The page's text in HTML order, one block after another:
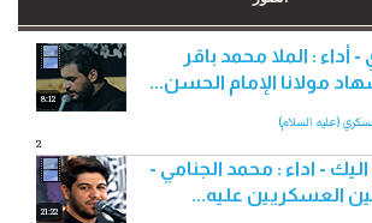
8:12
: الملا محمد باقر
مولانا الإمام الحسن...
(عليه السلام)
2
21:22
- اداء : محمد الجنامي -
العسكريين عليه...